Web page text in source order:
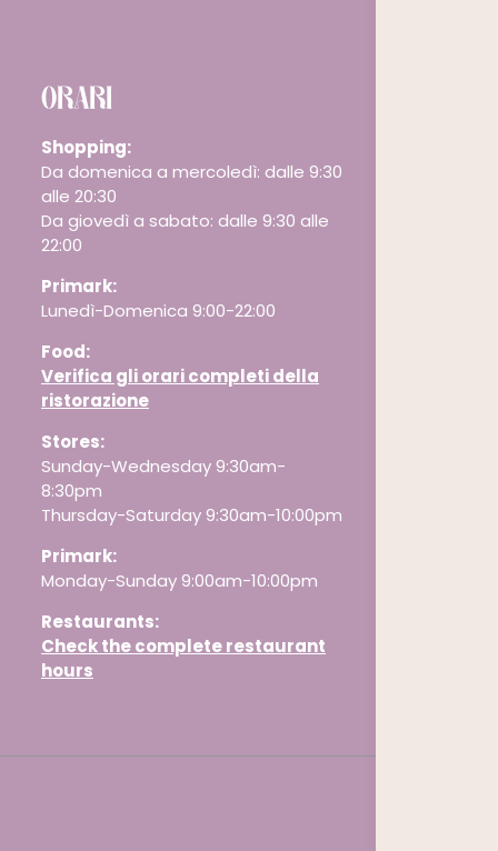
ORARI
Shopping:
Da domenica a mercoledì: dalle 9:30
alle 20:30
Da giovedì a sabato: dalle 9:30 alle
22:00
Primark:
Lunedì-Domenica 9:00-22:00
Food:
Verifica gli orari completi della
ristorazione
Stores:
Sunday-Wednesday 9:30am-
8:30pm
Thursday-Saturday 9:30am-10:00pm
Primark:
Monday-Sunday 9:00am-10:00pm
Restaurants:
Check the complete restaurant
hours